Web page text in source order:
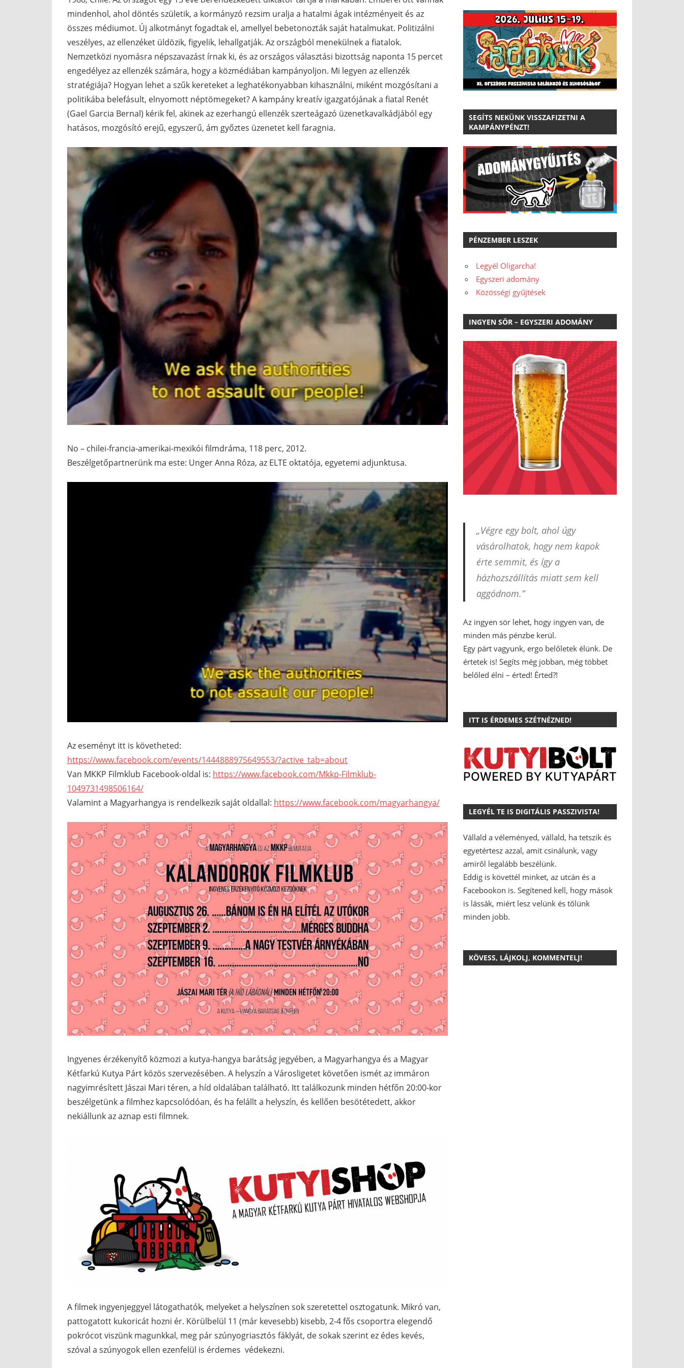
mindenhol, ahol döntés születik, a kormányzó rezsim uralja a hatalmi ágak intézményeit és az
összes médiumot. Új alkotmányt fogadtak el, amellyel bebetonozták saját hatalmukat. Politizálni
veszélyes, az ellenzéket üldözik, figyelik, lehallgatják. Az országból menekülnek a fiatalok.
Nemzetközi nyomásra népszavazást írnak ki, és az országos választási bizottság naponta 15 percet
engedélyez az ellenzék számára, hogy a közmédiában kampányoljon. Mi legyen az ellenzék
stratégiája? Hogyan lehet a szűk kereteket a leghatékonyabban kihasználni, miként mozgósítani a
politikába belefásult, elnyomott néptömegeket? A kampány kreatív igazgatójának a fiatal Renét
(Gael Garcia Bernal) kérik fel, akinek az ezerhangú ellenzék szerteágazó üzenetkavalkádjából egy
hatásos, mozgósító erejű, egyszerű, ám győztes üzenetet kell faragnia.
No – chilei-francia-amerikai-mexikói filmdráma, 118 perc, 2012.
Beszélgetőpartnerünk ma este: Unger Anna Róza, az ELTE oktatója, egyetemi adjunktusa.
Az eseményt itt is követheted:
https://www.facebook.com/events/1444888975649553/?active_tab=about
Van MKKP Filmklub Facebook-oldal is: https://www.facebook.com/Mkkp-Filmklub-
1049731498506164/
Valamint a Magyarhangya is rendelkezik saját oldallal: https://www.facebook.com/magyarhangya/
Ingyenes érzékenyítő közmozi a kutya-hangya barátság jegyében, a Magyarhangya és a Magyar
Kétfarkú Kutya Párt közös szervezésében. A helyszín a Városligetet követően ismét az immáron
nagyimrésített Jászai Mari téren, a híd oldalában található. Itt találkozunk minden hétfőn 20:00-kor
beszélgetünk a filmhez kapcsolódóan, és ha felállt a helyszín, és kellően besötétedett, akkor
nekiállunk az aznap esti filmnek.
A filmek ingyenjeggyel látogathatók, melyeket a helyszínen sok szeretettel osztogatunk. Mikró van,
pattogatott kukoricát hozni ér. Körülbelül 11 (már kevesebb) kisebb, 2-4 fős csoportra elegendő
pokrócot viszünk magunkkal, meg pár szúnyogriasztós fáklyát, de sokak szerint ez édes kevés,
szóval a szúnyogok ellen ezenfelül is érdemes védekezni.
SEGÍTS NEKÜNK VISSZAFIZETNI A
KAMPÁNYPÉNZT!
PÉNZEMBER LESZEK
Legyél Oligarcha!
Egyszeri adomány
Közösségi gyűjtések
INGYEN SÖR – EGYSZERI ADOMÁNY
„Végre egy bolt, ahol úgy
vásárolhatok, hogy nem kapok
érte semmit, és így a
házhozszállítás miatt sem kell
aggódnom.”
Az ingyen sör lehet, hogy ingyen van, de
minden más pénzbe kerül.
Egy párt vagyunk, ergo belőletek élünk. De
értetek is! Segíts még jobban, még többet
belőled élni – érted! Érted?!
ITT IS ÉRDEMES SZÉTNÉZNED!
LEGYÉL TE IS DIGITÁLIS PASSZIVISTA!
Vállald a véleményed, vállald, ha tetszik és
egyetértesz azzal, amit csinálunk, vagy
amiről legalább beszélünk.
Eddig is követtél minket, az utcán és a
Facebookon is. Segítened kell, hogy mások
is lássák, miért lesz velünk és tőlünk
minden jobb.
KÖVESS, LÁJKOLJ, KOMMENTELJ!